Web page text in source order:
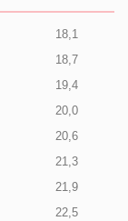
18,1
18,7
19,4
20,0
20,6
21,3
21,9
22,5